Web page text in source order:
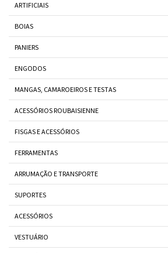
ARTIFICIAIS
BOIAS
PANIERS
ENGODOS
MANGAS, CAMAROEIROS E TESTAS
ACESSÓRIOS ROUBAISIENNE
FISGAS E ACESSÓRIOS
FERRAMENTAS
ARRUMAÇÃO E TRANSPORTE
SUPORTES
ACESSÓRIOS
VESTUÁRIO